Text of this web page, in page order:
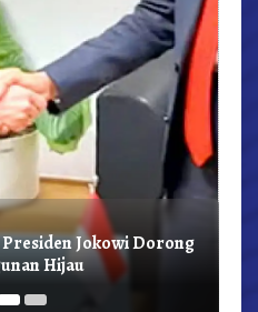
Jokowi Dorong
Hijau